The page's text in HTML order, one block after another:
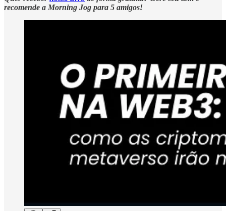
recomende a Morning Jog para 5 amigos!